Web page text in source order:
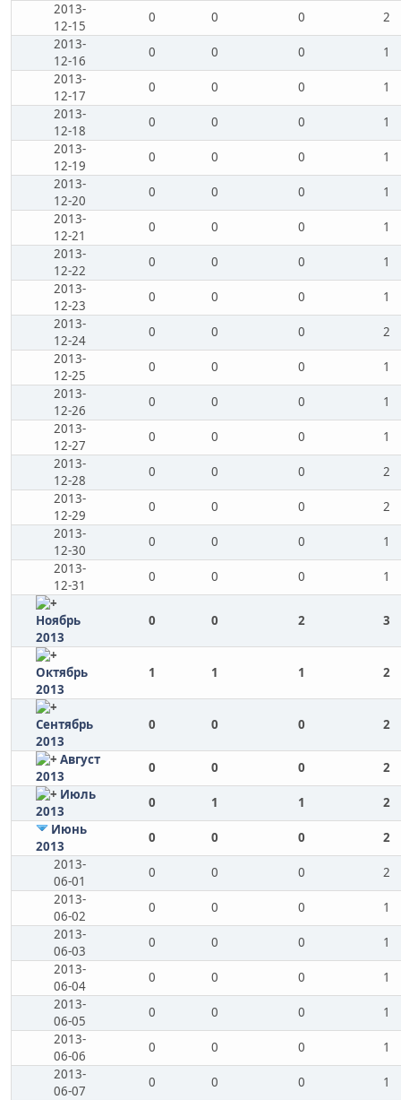
2013-
12-15
0 0 0
2
2013-
12-16
0 0 0
1
2013-
12-17
0 0 0
1
2013-
12-18
0 0 0
1
2013-
12-19
0 0 0
1
2013-
12-20
0 0 0
1
2013-
12-21
0 0 0
1
2013-
12-22
0 0 0
1
2013-
12-23
0 0 0
1
2013-
12-24
0 0 0
2
2013-
12-25
0 0 0
1
2013-
12-26
0 0 0
1
2013-
12-27
0 0 0
1
2013-
12-28
0 0 0
2
2013-
12-29
0 0 0
2
2013-
12-30
0 0 0
1
2013-
12-31
0 0 0 1
Ноябрь
2013
0 0 2 3
Октябрь
2013
1 1 1 2
Сентябрь
2013
0 0 0 2
Август
2013
0 0 0
2
Июль
2013
0 1 1
2
Июнь
2013
0 0 0
2
2013-
06-01
0 0 0
2
2013-
06-02
0 0 0
1
2013-
06-03
0 0 0
1
2013-
06-04
0 0 0
1
2013-
06-05
0 0 0
1
2013-
06-06
0 0 0
1
2013-
06-07
0 0 0
1